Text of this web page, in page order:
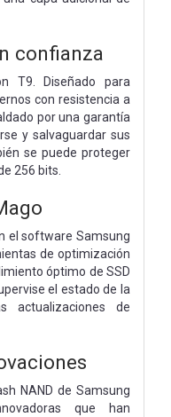
confianza
T9. Diseñado para
con resistencia a
por una garantía
y salvaguardar sus
se puede proteger
256 bits.
el software Samsung
de optimización
óptimo de SSD
el estado de la
actualizaciones de
NAND de Samsung
que han